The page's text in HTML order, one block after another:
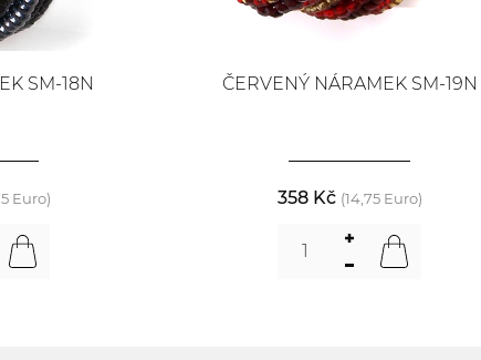
SM-18N
Euro)
ČERVENÝ NÁRAMEK SM-19N
358 Kč (14,75 Euro)